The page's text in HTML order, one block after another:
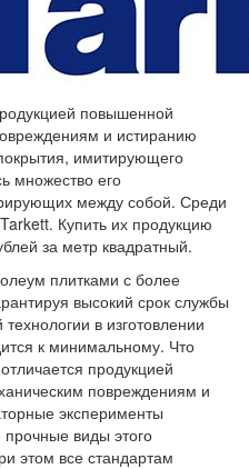
повышенной
и истиранию
имитирующего
множество его
между собой. Среди
Купить их продукцию
за метр квадратный.
плитками с более
высокий срок службы
в изготовлении
к минимальному. Что
продукцией
повреждениям и
эксперименты
прочные виды этого
этом все стандартам